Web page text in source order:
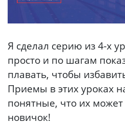
Я сделал серию из 4-х
просто и по шагам
плавать, чтобы
Приемы в этих уроках
понятные, что их
новичок!